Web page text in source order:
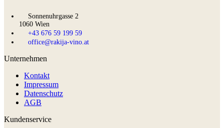
Sonnenuhrgasse 2
1060 Wien
+43 676 59 199 59
office@rakija-vino.at
Unternehmen
Kontakt
Impressum
Datenschutz
AGB
Kundenservice